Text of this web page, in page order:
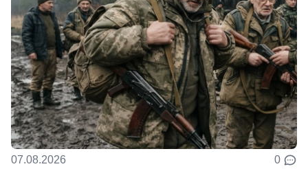
07.08.2026 0